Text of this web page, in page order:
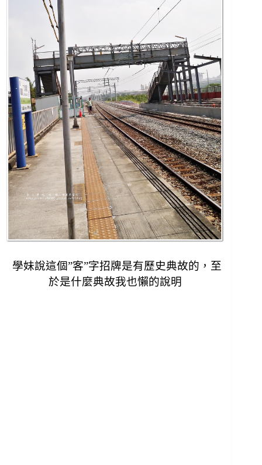
學妹說這個”客”字招牌是有歷史典故的， 至
於是什麼典故我也懶的說明